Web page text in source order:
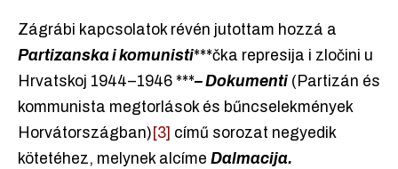
Zágrábi kapcsolatok révén jutottam hozzá a
Partizanska i komunisti***čka represija i zločini u
Hrvatskoj 1944–1946 ***– Dokumenti (Partizán és
kommunista megtorlások és bűncselekmények
Horvátországban) [3] című sorozat negyedik
kötetéhez, melynek alcíme Dalmacija.